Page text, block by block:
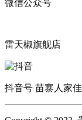
微信公众号
雷天椒旗舰店
抖音号 苗寨人家